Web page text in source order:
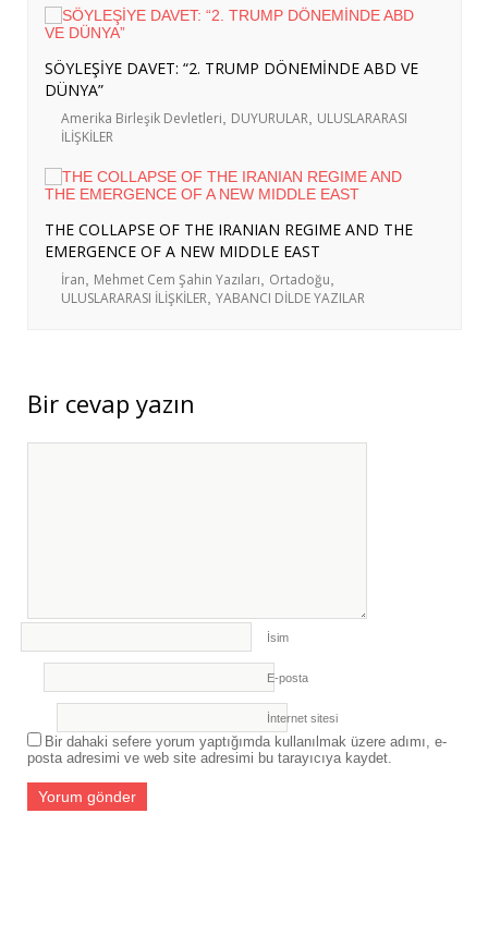
SÖYLEŞİYE DAVET: “2. TRUMP DÖNEMİNDE ABD VE
DÜNYA”
Amerika Birleşik Devletleri DUYURULAR ULUSLARARASI
İLİŞKİLER
THE COLLAPSE OF THE IRANIAN REGIME AND THE
EMERGENCE OF A NEW MIDDLE EAST
İran Mehmet Cem Şahin Yazıları Ortadoğu
ULUSLARARASI İLİŞKİLER YABANCI DİLDE YAZILAR
Bir cevap yazın
İsim
E-posta
İnternet sitesi
Bir dahaki sefere yorum yaptığımda kullanılmak üzere adımı, e-
posta adresimi ve web site adresimi bu tarayıcıya kaydet.